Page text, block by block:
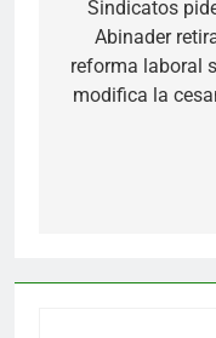
de
entradas
Sindicatos
Abinader
reforma laboral
modifica la